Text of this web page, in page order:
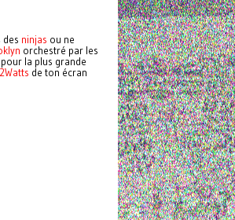
des ninjas ou ne
orchestré par les
la plus grande
2Watts de ton écran